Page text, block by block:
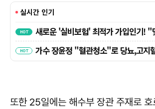
또한 25일에는 해수부 장관 주재로 호